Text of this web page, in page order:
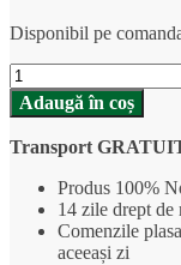
Disponibil pe
Cantitate
LANT
DISTRIBUTIE
DID
KYMCO
SANGYANG/SYM
HUSKY
Adaugă în coș
Transport
Produs 100%
14 zile drept de
Comenzile
aceeași zi